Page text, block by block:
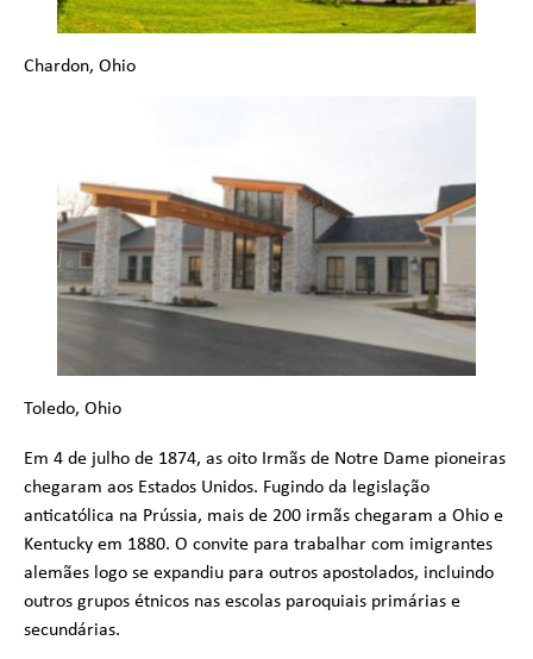
Chardon, Ohio
Em 4 de julho de 1874, as oito Irmãs de Notre Dame pioneiras
chegaram aos Estados Unidos. Fugindo da legislação
anticatólica na Prússia, mais de 200 irmãs chegaram a Ohio e
Kentucky em 1880. O convite para trabalhar com imigrantes
alemães logo se expandiu para outros apostolados, incluindo
outros grupos étnicos nas escolas paroquiais primárias e
secundárias.
Toledo, Ohio